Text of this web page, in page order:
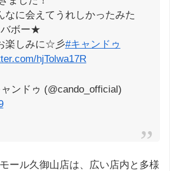
なに会えてうれしかったみた
バボー★
楽しみに☆彡#キャンドゥ
hjTolwa17R
ンドゥ (@cando_official)
ール久御山店は、広い店内と多様